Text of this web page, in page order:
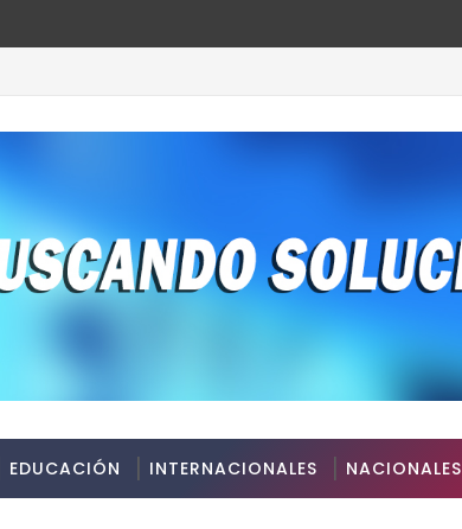
EDUCACIÓN INTERNACIONALES NACIONALES